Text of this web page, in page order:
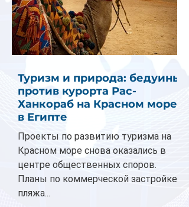
Туризм и природа: бедуины
против курорта Рас-
Ханкораб на Красном море
в Египте
Проекты по развитию туризма на
Красном море снова оказались в
центре общественных споров.
Планы по коммерческой застройке
пляжа...